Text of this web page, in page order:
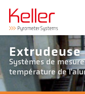
Systèmes de
température de